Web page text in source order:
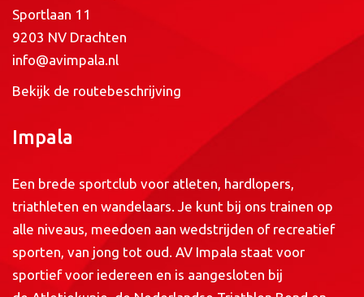
Sportlaan 11
9203 NV Drachten
info@avimpala.nl
Bekijk de routebeschrijving
Impala
Een brede sportclub voor atleten, hardlopers,
triathleten en wandelaars. Je kunt bij ons trainen op
alle niveaus, meedoen aan wedstrijden of recreatief
sporten, van jong tot oud. AV Impala staat voor
sportief voor iedereen en is aangesloten bij